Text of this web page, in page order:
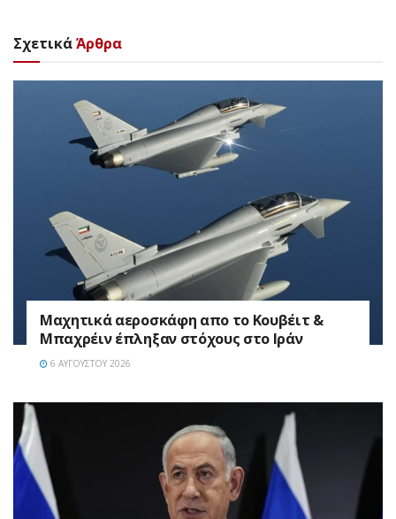
ΣχετικάΆρθρα
Mαχητικά αεροσκάφη απο το Κουβέιτ &
Μπαχρέιν έπληξαν στόχους στο Ιράν
6 ΑΥΓΟΎΣΤΟΥ 2026